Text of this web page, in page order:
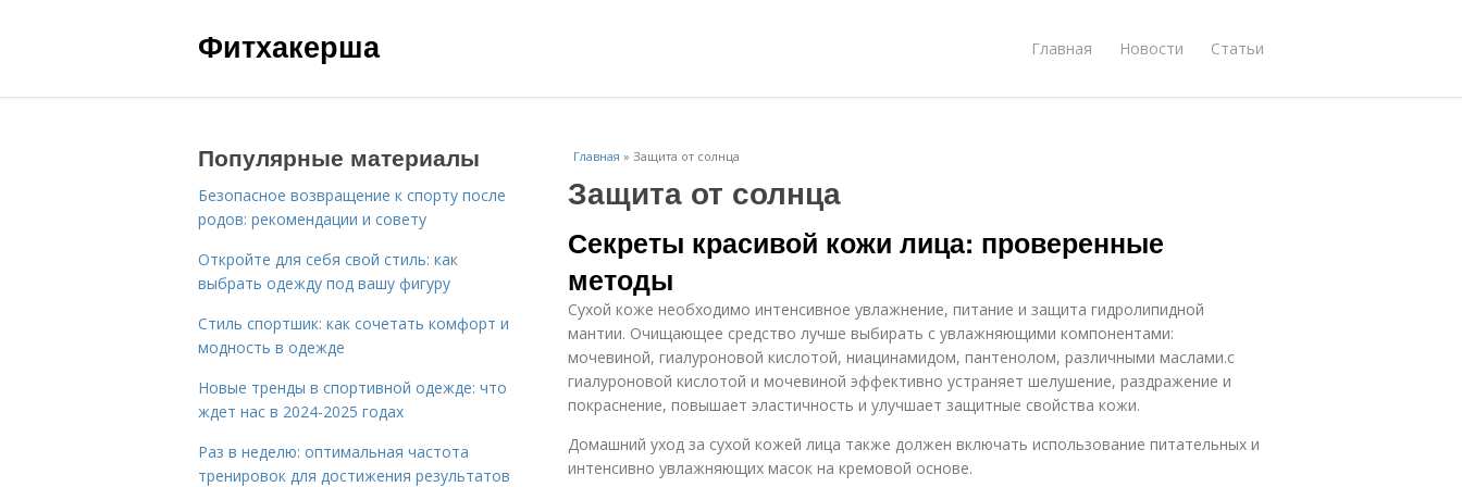
Фитхакерша Главная Новости Статьи
Главная » Защита от солнца
Защита от солнца
Секреты красивой кожи лица: проверенные
методы
Сухой коже необходимо интенсивное увлажнение, питание и защита гидролипидной
мантии. Очищающее средство лучше выбирать с увлажняющими компонентами:
мочевиной, гиалуроновой кислотой, ниацинамидом, пантенолом, различными маслами.с
гиалуроновой кислотой и мочевиной эффективно устраняет шелушение, раздражение и
покраснение, повышает эластичность и улучшает защитные свойства кожи.
Домашний уход за сухой кожей лица также должен включать использование питательных и
интенсивно увлажняющих масок на кремовой основе.
Популярные материалы
Безопасное возвращение к спорту после
родов: рекомендации и совету
Откройте для себя свой стиль: как
выбрать одежду под вашу фигуру
Стиль спортшик: как сочетать комфорт и
модность в одежде
Новые тренды в спортивной одежде: что
ждет нас в 2024-2025 годах
Раз в неделю: оптимальная частота
тренировок для достижения результатов